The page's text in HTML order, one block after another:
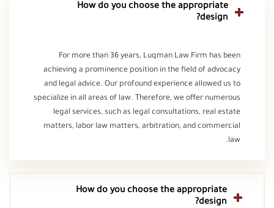
How do you choose the appropriate
design?
For more than 36 years, Luqman Law Firm has been
achieving a prominence position in the field of advocacy
and legal advice. Our profound experience allowed us to
specialize in all areas of law. Therefore, we offer numerous
legal services, such as legal consultations, real estate
matters, labor law matters, arbitration, and commercial
law.
How do you choose the appropriate
design?